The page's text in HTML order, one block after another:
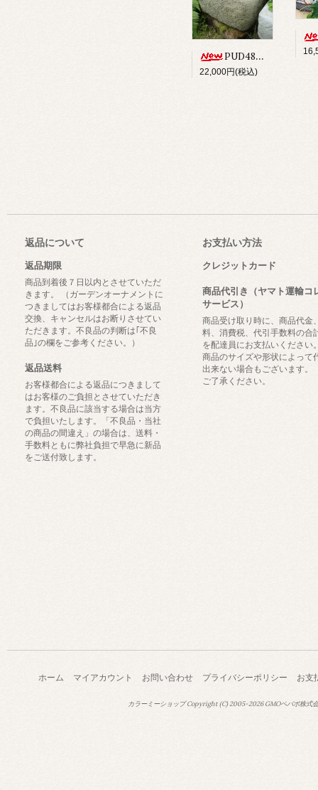
PUD48 ALPINE PLANTER
22,000円(税込)
返品について
返品期限
商品到着後７日以内とさせていただ
きます。 （ガーデンオーナメントに
つきましてはお客様都合による返品
交換、キャンセルはお断りさせてい
ただきます。不良品の判断は｢不良
品｣の欄をご参考ください。）
返品送料
お客様都合による返品につきまして
はお客様のご負担とさせていただき
ます。不良品に該当する場合は当方
で負担いたします。「不良品・当社
の商品の間違え」の場合は、送料・
手数料ともに弊社負担で早急に新品
をご送付致します。
お支払い方法
クレジットカード
商品代引き（ヤマト運輸コ
サービス）
商品受け取り時に、商品代金
料、消費税、代引手数料の合
を配達員にお支払いください
商品のサイズや形状によって
出来ない場合もございます。
ご了承ください。
ホーム マイアカウント お問い合わせ プライバシーポリシー お支
カラーミーショップCopyright (C) 2005-2026GMOペパボ株式